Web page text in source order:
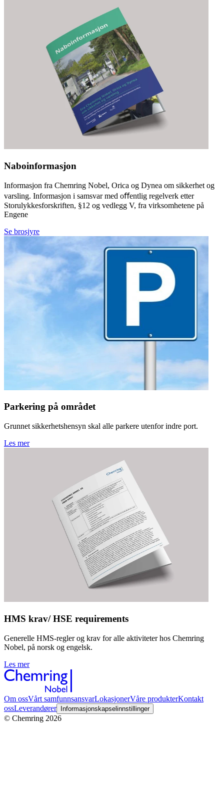
Naboinformasjon
Informasjon fra Chemring Nobel, Orica og Dynea om sikkerhet og
varsling. Informasjon i samsvar med oﬀentlig regelverk etter
Storulykkesforskriften, §12 og vedlegg V, fra virksomhetene på
Engene
Se brosjyre
Parkering på området
Grunnet sikkerhetshensyn skal alle parkere utenfor indre port.
Les mer
HMS krav/ HSE requirements
Generelle HMS-regler og krav for alle aktiviteter hos Chemring
Nobel, på norsk og engelsk.
Les mer
Om ossVårt samfunnsansvarLokasjonerVåre produkterKontakt
ossLeverandører Informasjonskapselinnstillinger
© Chemring 2026